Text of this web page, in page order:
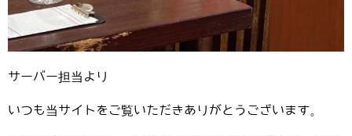
サーバー担当より
いつも当サイトをご覧いただきありがとうございます。